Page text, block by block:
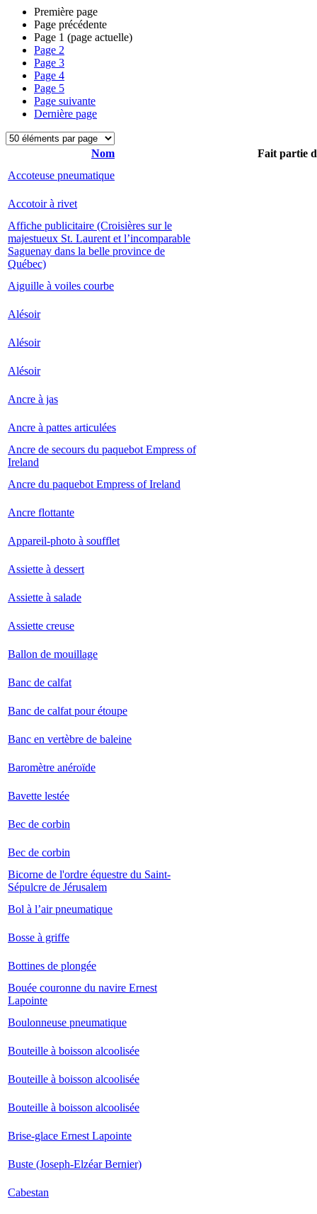
Première page
Page précédente
Page 1 (page actuelle)
Page 2
Page 3
Page 4
Page 5
Page suivante
Dernière page
Nom
Fait partie
Accoteuse pneumatique
Accotoir à rivet
Affiche publicitaire (Croisières sur le
majestueux St. Laurent et l’incomparable
Saguenay dans la belle province de
Québec)
Aiguille à voiles courbe
Alésoir
Alésoir
Alésoir
Ancre à jas
Ancre à pattes articulées
Ancre de secours du paquebot Empress of
Ireland
Ancre du paquebot Empress of Ireland
Ancre flottante
Appareil-photo à soufflet
Assiette à dessert
Assiette à salade
Assiette creuse
Ballon de mouillage
Banc de calfat
Banc de calfat pour étoupe
Banc en vertèbre de baleine
Baromètre anéroïde
Bavette lestée
Bec de corbin
Bec de corbin
Bicorne de l'ordre équestre du Saint-
Sépulcre de Jérusalem
Bol à l’air pneumatique
Bosse à griffe
Bottines de plongée
Bouée couronne du navire Ernest
Lapointe
Boulonneuse pneumatique
Bouteille à boisson alcoolisée
Bouteille à boisson alcoolisée
Bouteille à boisson alcoolisée
Brise-glace Ernest Lapointe
Buste (Joseph-Elzéar Bernier)
Cabestan